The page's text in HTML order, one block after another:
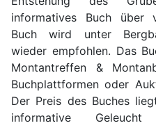
informatives Buch über
Buch wird unter
wieder empfohlen. Das
Montantreffen &
Buchplattformen oder
Der Preis des Buches
informative